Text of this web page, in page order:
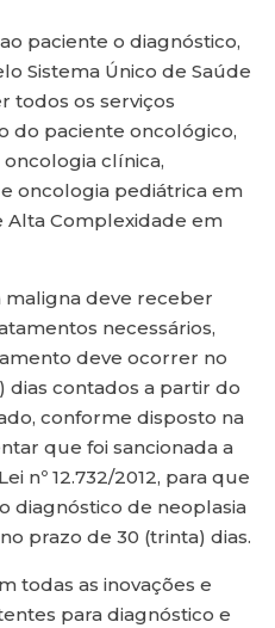
paciente o diagnóstico,
Sistema Único de Saúde
todos os serviços
do paciente oncológico,
clínica,
oncologia pediátrica em
Alta Complexidade em
maligna deve receber
necessários,
deve ocorrer no
dias contados a partir do
conforme disposto na
que foi sancionada a
nº 12.732/2012, para que
diagnóstico de neoplasia
prazo de 30 (trinta) dias.
todas as inovações e
para diagnóstico e